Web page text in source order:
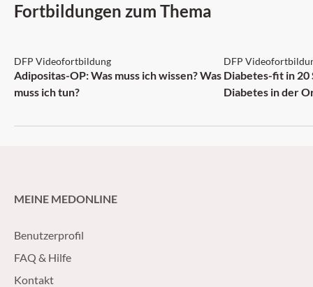
Fortbildungen zum Thema
DFP: 2 Punkte
DFP Videofortbildung
Adipositas-OP: Was muss ich wissen? Was
muss ich tun?
DFP
Diabetes-fit in
Diabetes in der
MEINE MEDONLINE
Benutzerprofil
FAQ & Hilfe
Kontakt